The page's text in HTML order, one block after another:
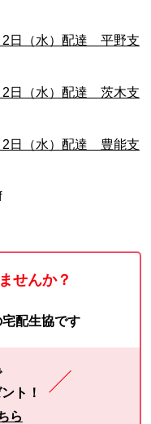
日（水）配達 平野支
日（水）配達 茨木支
日（水）配達 豊能支
せんか？
配生協です
ト！
ら